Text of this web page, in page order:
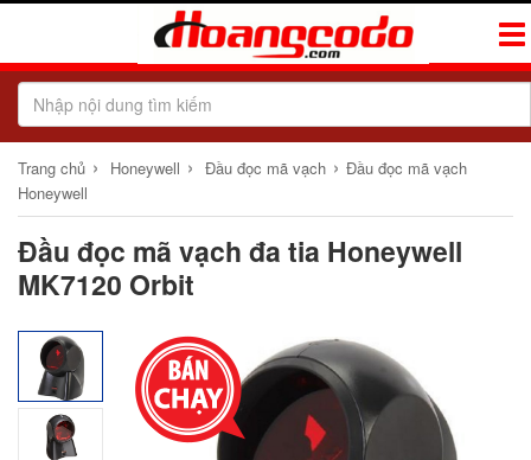
Trang chủ › Honeywell › Đầu đọc mã vạch › Đầu đọc mã vạch
Honeywell
Đầu đọc mã vạch đa tia Honeywell
MK7120 Orbit